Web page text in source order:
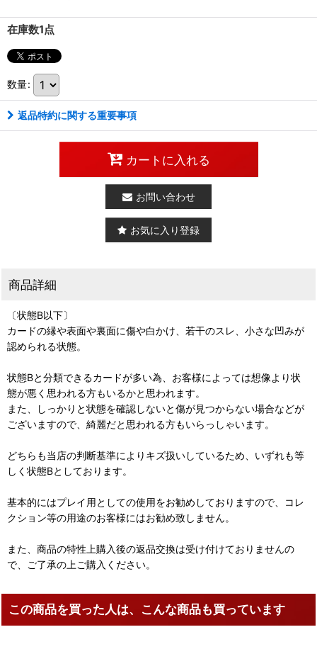
在庫数1点
数量:
返品特約に関する重要事項
カートに入れる
お問い合わせ
お気に入り登録
商品詳細
〔状態B以下〕
カードの縁や表面や裏面に傷や白かけ、若干のスレ、小さな凹みが
認められる状態。
状態Bと分類できるカードが多い為、お客様によっては想像より状
態が悪く思われる方もいるかと思われます。
また、しっかりと状態を確認しないと傷が見つからない場合などが
ございますので、綺麗だと思われる方もいらっしゃいます。
どちらも当店の判断基準によりキズ扱いしているため、いずれも等
しく状態Bとしております。
基本的にはプレイ用としての使用をお勧めしておりますので、コレ
クション等の用途のお客様にはお勧め致しません。
また、商品の特性上購入後の返品交換は受け付けておりませんの
で、ご了承の上ご購入ください。
この商品を買った人は、こんな商品も買っています